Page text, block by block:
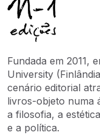
Fundada em 2011,
University
cenário editorial
livros-objeto numa
a filosofia, a
e a política.